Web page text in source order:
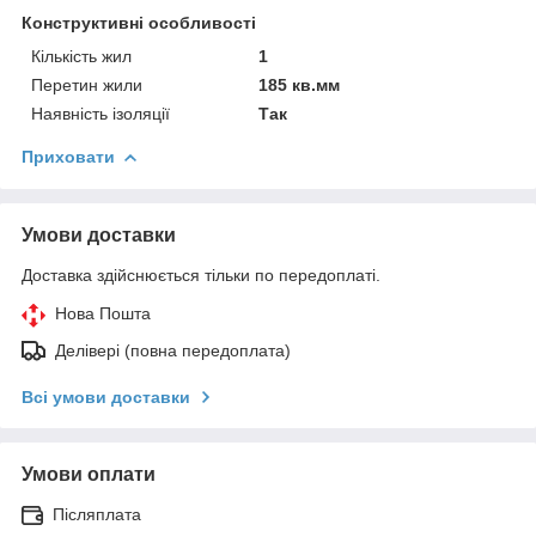
Конструктивні особливості
Кількість жил
1
Перетин жили
185 кв.мм
Наявність ізоляції
Так
Приховати
Умови доставки
Доставка здійснюється тільки по передоплаті.
Нова Пошта
Делівері (повна передоплата)
Всі умови доставки
Умови оплати
Післяплата